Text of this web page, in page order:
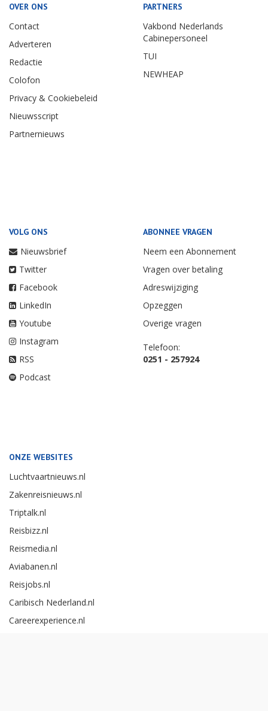
OVER ONS
Contact
Adverteren
Redactie
Colofon
Privacy & Cookiebeleid
Nieuwsscript
Partnernieuws
PARTNERS
Vakbond Nederlands
Cabinepersoneel
TUI
NEWHEAP
VOLG ONS
Nieuwsbrief
Twitter
Facebook
LinkedIn
Youtube
Instagram
RSS
Podcast
ABONNEE VRAGEN
Neem een Abonnement
Vragen over betaling
Adreswijziging
Opzeggen
Overige vragen
Telefoon:
0251 - 257924
ONZE WEBSITES
Luchtvaartnieuws.nl
Zakenreisnieuws.nl
Triptalk.nl
Reisbizz.nl
Reismedia.nl
Aviabanen.nl
Reisjobs.nl
Caribisch Nederland.nl
Careerexperience.nl